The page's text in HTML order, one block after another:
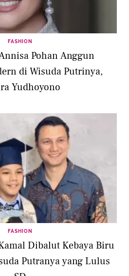
FASHION
Pohan Anggun
di Wisuda Putrinya,
Yudhoyono
FASHION
Dibalut Kebaya Biru
Putranya yang Lulus